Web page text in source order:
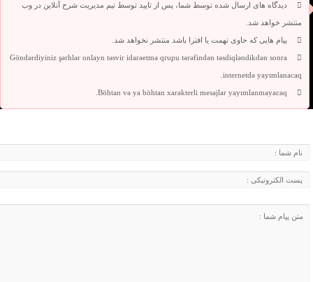
دیدگاه های ارسال شده توسط شما، پس از تایید توسط تیم مدیریت شرح آنلاین در وب
منتشر خواهد شد.
پیام هایی که حاوی تهمت یا افترا باشد منتشر نخواهد شد.
Göndərdiyiniz şərhlər onlayn təsvir idarəetmə qrupu tərəfindən təsdiqləndikdən sonra
internetdə yayımlanacaq.
Böhtan və ya böhtan xarakterli mesajlar yayımlanmayacaq.